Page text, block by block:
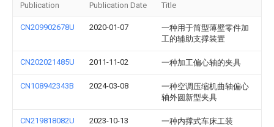
Publication Publication Date Title
CN209902678U 2020-01-07
一种用于筒型薄壁零件加
工的辅助支撑装置
CN202021485U 2011-11-02 一种加工偏心轴的夹具
CN108942343B 2024-03-08
一种空调压缩机曲轴偏心
轴外圆新型夹具
CN219818082U 2023-10-13 一种内撑式车床工装